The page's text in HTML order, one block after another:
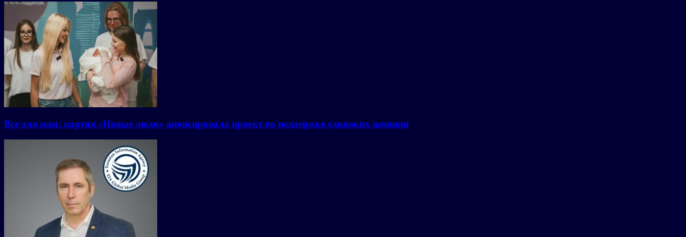
Все для мам: партия «Новые люди» анонсировала проект по поддержке одиноких женщин